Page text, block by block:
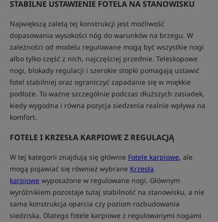
STABILNE USTAWIENIE FOTELA NA STANOWISKU
Największą zaletą tej konstrukcji jest możliwość
dopasowania wysokości nóg do warunków na brzegu. W
zależności od modelu regulowane mogą być wszystkie nogi
albo tylko część z nich, najczęściej przednie. Teleskopowe
nogi, blokady regulacji i szerokie stopki pomagają ustawić
fotel stabilniej oraz ograniczyć zapadanie się w miękkie
podłoże. To ważne szczególnie podczas dłuższych zasiadek,
kiedy wygodna i równa pozycja siedzenia realnie wpływa na
komfort.
FOTELE I KRZESŁA KARPIOWE Z REGULACJĄ
W tej kategorii znajdują się głównie Fotele karpiowe, ale
mogą pojawiać się również wybrane Krzesła
karpiowe wyposażone w regulowane nogi. Głównym
wyróżnikiem pozostaje tutaj stabilność na stanowisku, a nie
sama konstrukcja oparcia czy poziom rozbudowania
siedziska. Dlatego fotele karpiowe z regulowanymi nogami